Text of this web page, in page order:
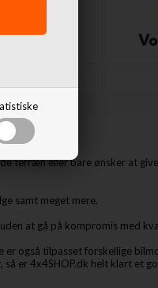
Skoda.
terræn eller bare ønsker at
samt meget mere.
at gå på kompromis med
også tilpasset forskellige
så er 4x4SHOP.dk helt klart et